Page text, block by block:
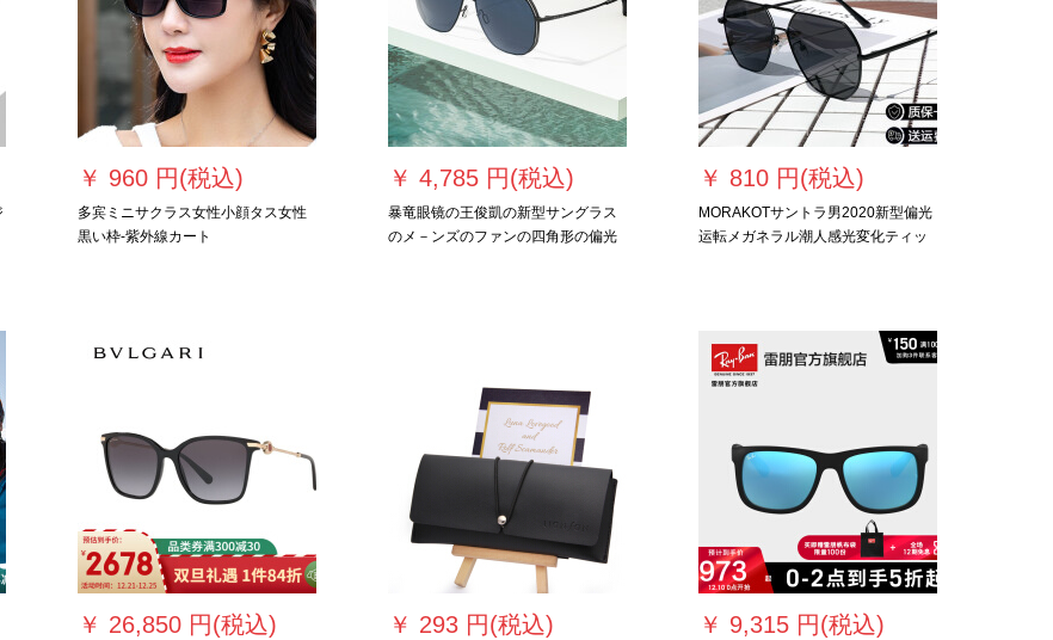
￥ 960 円(税込)
多宾ミニサクラス女性小顔タス女性
黒い枠-紫外線カート
￥ 4,785 円(税込)
暴竜眼镜の王俊凱の新型サングラス
のメ－ンズのファンの四角形の偏光
￥ 810 円(税込)
MORAKOTサントラ男2020新型偏光
运転メガネラル潮人感光変化ティッ
￥ 26,850 円(税込) ￥ 293 円(税込) ￥ 9,315 円(税込)